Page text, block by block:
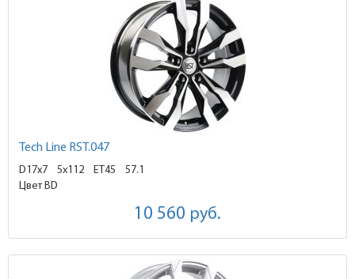
Tech Line RST.047
D17x7 5x112 ET45
57.1
Цвет BD
10 560 руб.